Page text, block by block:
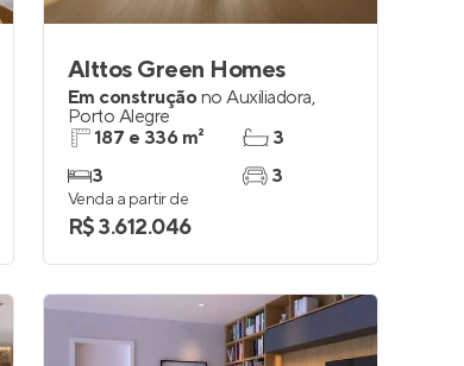
Alttos Green Homes
Em construçãono Auxiliadora,
Porto Alegre
187 e 336 m²
3
3
3
Venda a partir de
R$ 3.612.046